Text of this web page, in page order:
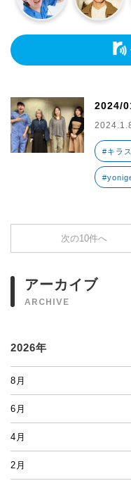
2024/
#キラ
次の10件へ
アーカイブ
ARCHIVE
2026年
8月
6月
4月
2月